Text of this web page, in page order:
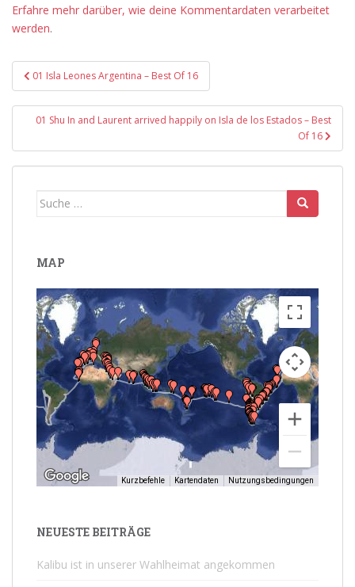
Erfahre mehr darüber, wie deine Kommentardaten verarbeitet
werden.
Beitragsnavigation
01 Isla Leones Argentina – Best Of 16
01 Shu In and Laurent arrived happily on Isla de los Estados – Best
Of 16
Suche
MAP
Kurzbefehle Kartendaten Nutzungsbedingungen
NEUESTE BEITRÄGE
Kalibu ist in unserer Wahlheimat angekommen